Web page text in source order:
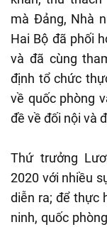
mà Đảng, Nhà
Hai Bộ đã phối
và đã cùng
định tổ chức
về quốc phòng
đề về đối nội và
Thứ trưởng
2020 với nhiều
diễn ra; để thực
ninh, quốc